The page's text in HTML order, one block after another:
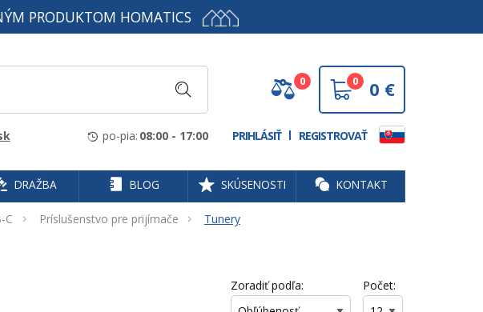
PRODUKTOM HOMATICS
po-pia: 08:00 - 17:00
0 0 0 €
PRIHLÁSIŤ REGISTROVAŤ
DRAŽBA BLOG SKÚSENOSTI KONTAKT
C Príslušenstvo pre prijímače Tunery
Zoradiť podľa: Počet: